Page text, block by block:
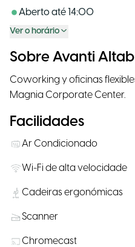
Aberto até 14:00
Ver o horário
Sobre Avanti
Coworking y oficinas
Magnia Corporate Center.
Facilidades
Ar Condicionado
Wi-Fi de alta velocidade
Cadeiras ergonómicas
Scanner
Chromecast